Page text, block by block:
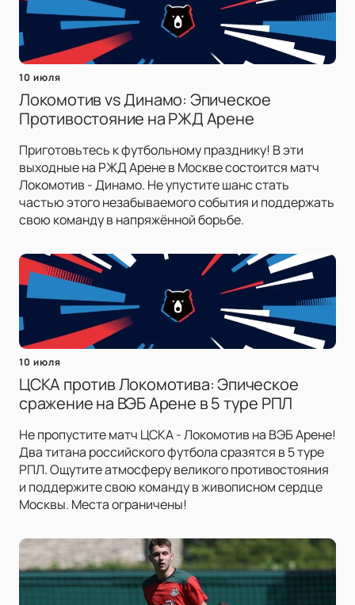
10 июля
Локомотив vs Динамо: Эпическое
Противостояние на РЖД Арене
Приготовьтесь к футбольному празднику! В эти
выходные на РЖД Арене в Москве состоится матч
Локомотив - Динамо. Не упустите шанс стать
частью этого незабываемого события и поддержать
свою команду в напряжённой борьбе.
10 июля
ЦСКА против Локомотива: Эпическое
сражение на ВЭБ Арене в 5 туре РПЛ
Не пропустите матч ЦСКА - Локомотив на ВЭБ Арене!
Два титана российского футбола сразятся в 5 туре
РПЛ. Ощутите атмосферу великого противостояния
и поддержите свою команду в живописном сердце
Москвы. Места ограничены!